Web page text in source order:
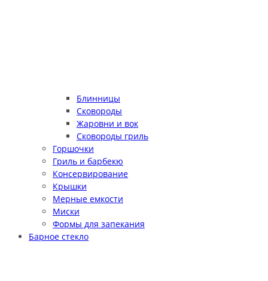
Блинницы
Сковороды
Жаровни и вок
Сковороды гриль
Горшочки
Гриль и барбекю
Консервирование
Крышки
Мерные емкости
Миски
Формы для запекания
Барное стекло